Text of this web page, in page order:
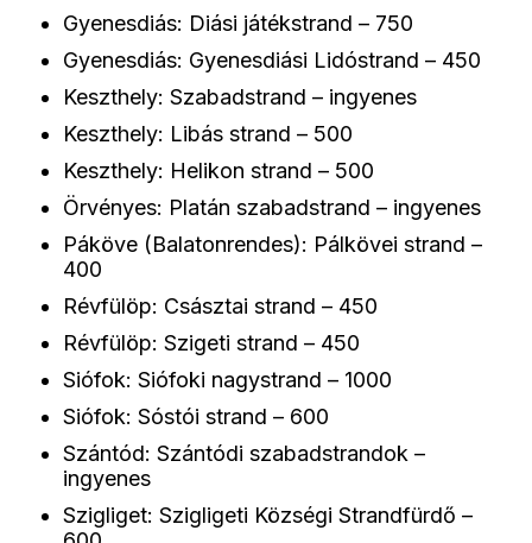
Gyenesdiás: Diási játékstrand – 750
Gyenesdiás: Gyenesdiási Lidóstrand – 450
Keszthely: Szabadstrand – ingyenes
Keszthely: Libás strand – 500
Keszthely: Helikon strand – 500
Örvényes: Platán szabadstrand – ingyenes
Páköve (Balatonrendes): Pálkövei strand –
400
Révfülöp: Császtai strand – 450
Révfülöp: Szigeti strand – 450
Siófok: Siófoki nagystrand – 1000
Siófok: Sóstói strand – 600
Szántód: Szántódi szabadstrandok –
ingyenes
Szigliget: Szigligeti Községi Strandfürdő –